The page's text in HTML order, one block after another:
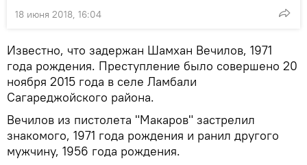
18 июня 2018, 16:04
Известно, что задержан Шамхан Вечилов, 1971
года рождения. Преступление было совершено 20
ноября 2015 года в селе Ламбали
Сагареджойского района.
Вечилов из пистолета "Макаров" застрелил
знакомого, 1971 года рождения и ранил другого
мужчину, 1956 года рождения.